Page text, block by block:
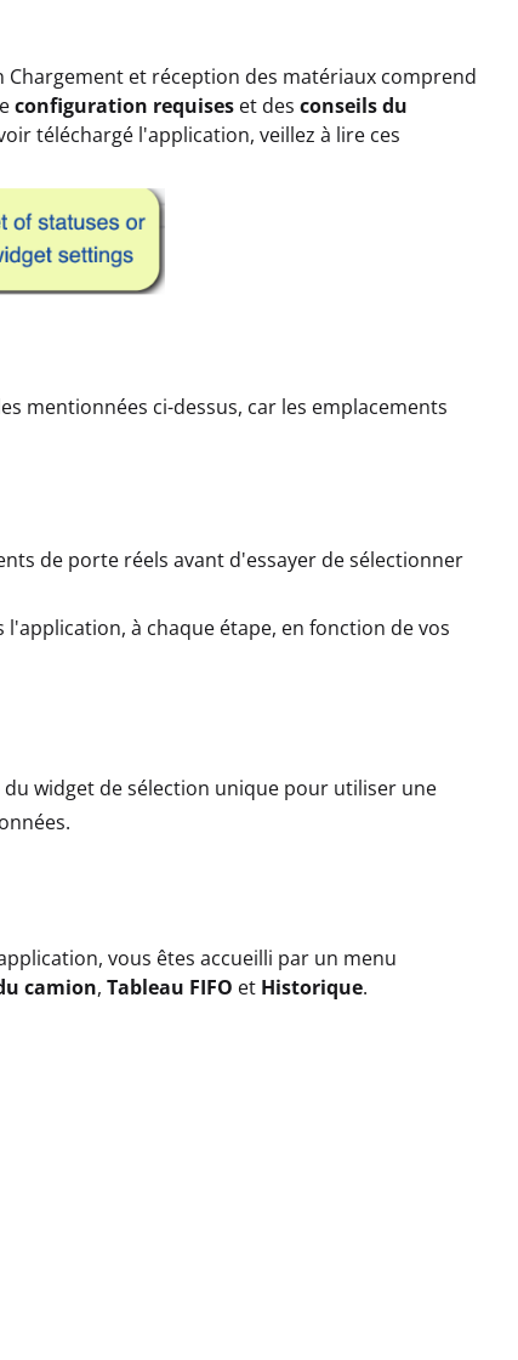
Chargement et réception des matériaux comprend
configuration requises et des conseils du
téléchargé l'application, veillez à lire ces
mentionnées ci-dessus, car les emplacements
de porte réels avant d'essayer de sélectionner
à chaque étape, en fonction de vos
widget de sélection unique pour utiliser une
vous êtes accueilli par un menu
camion, Tableau FIFO et Historique.